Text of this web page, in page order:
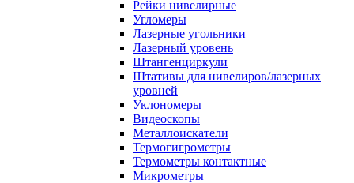
Рейки нивелирные
Угломеры
Лазерные угольники
Лазерный уровень
Штангенциркули
Штативы для нивелиров/лазерных
уровней
Уклономеры
Видеоскопы
Металлоискатели
Термогигрометры
Термометры контактные
Микрометры